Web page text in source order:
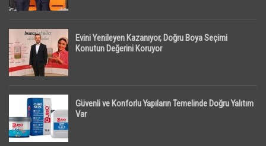
Evini Yenileyen Kazanıyor, Doğru Boya Seçimi
Konutun Değerini Koruyor
Güvenli ve Konforlu Yapıların Temelinde Doğru Yalıtım
Var